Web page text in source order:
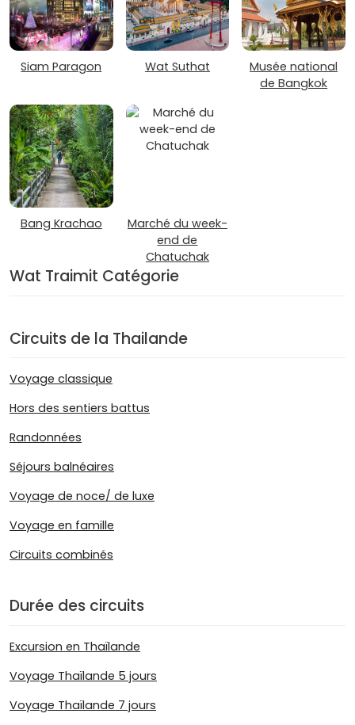
Siam Paragon Wat Suthat
Musée national
de Bangkok
Bang Krachao
Marché du week-
end de
Chatuchak
Wat Traimit Catégorie
Circuits de la Thailande
Voyage classique
Hors des sentiers battus
Randonnées
Séjours balnéaires
Voyage de noce/ de luxe
Voyage en famille
Circuits combinés
Durée des circuits
Excursion en Thaïlande
Voyage Thaïlande 5 jours
Voyage Thaïlande 7 jours